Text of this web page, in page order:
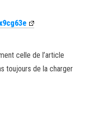
celle de l’article
toujours de la charger